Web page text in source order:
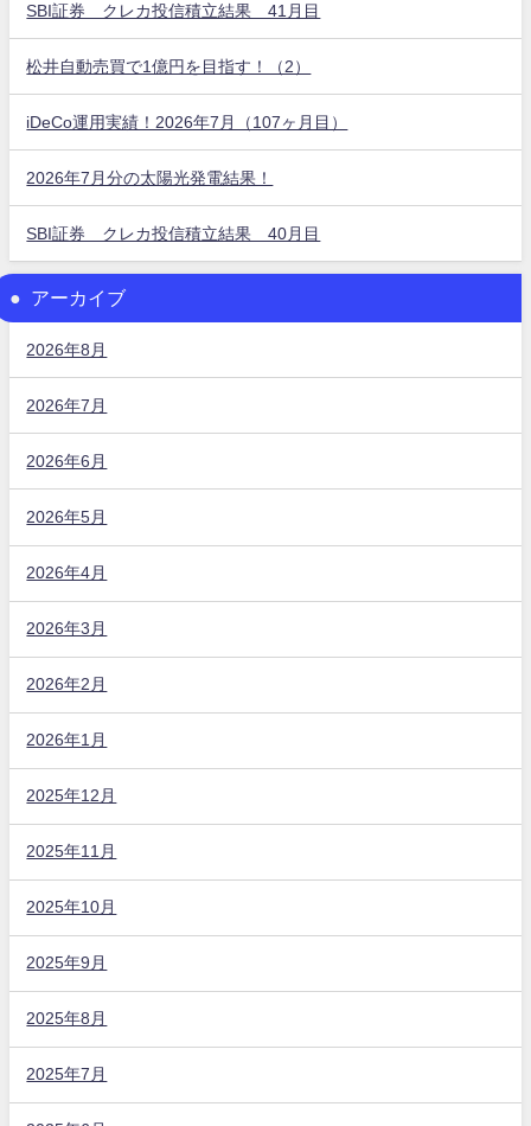
SBI証券 クレカ投信積立結果 41月目
松井自動売買で1億円を目指す！（2）
iDeCo運用実績！2026年7月（107ヶ月目）
2026年7月分の太陽光発電結果！
SBI証券 クレカ投信積立結果 40月目
アーカイブ
2026年8月
2026年7月
2026年6月
2026年5月
2026年4月
2026年3月
2026年2月
2026年1月
2025年12月
2025年11月
2025年10月
2025年9月
2025年8月
2025年7月